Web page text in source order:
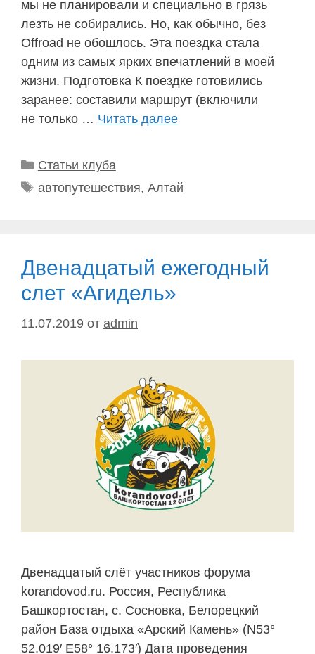
мы не планировали и специально в грязь
лезть не собирались. Но, как обычно, без
Offroad не обошлось. Эта поездка стала
одним из самых ярких впечатлений в моей
жизни. Подготовка К поездке готовились
заранее: составили маршрут (включили
не только … Читать далее
Рубрики
Статьи клуба
Метки
автопутешествия, Алтай
Двенадцатый ежегодный
слет «Агидель»
11.07.2019 от admin
Двенадцатый слёт участников форума
korandovod.ru. Россия, Республика
Башкортостан, с. Сосновка, Белорецкий
район База отдыха «Арский Камень» (N53°
52.019′ E58° 16.173′) Дата проведения